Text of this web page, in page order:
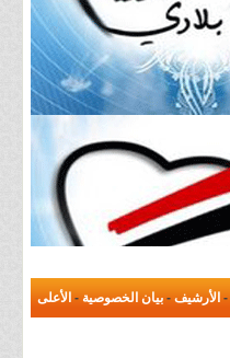
- الأرشيف - بيان الخصوصية - الأعلى